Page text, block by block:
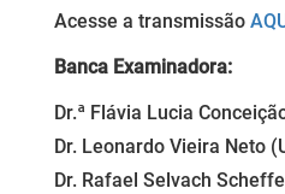
Acesse a transmissão
Banca Examinadora:
Dr.ª Flávia Lucia
Dr. Leonardo Vieira Neto
Dr. Rafael Selvach